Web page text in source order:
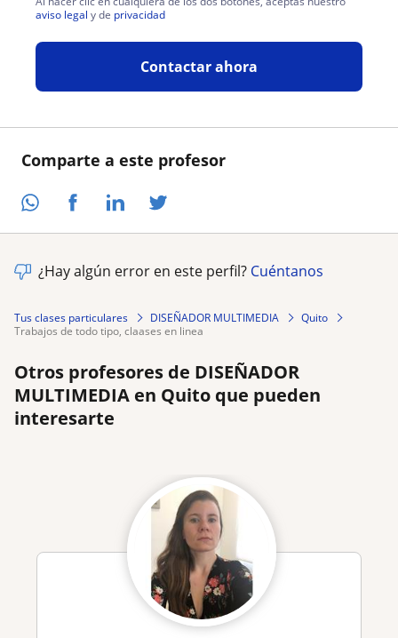
Comparte a este profesor
aviso legal y de privacidad
Contactar ahora
¿Hay algún error en este perfil? Cuéntanos
Tus clases particulares DISEÑADOR MULTIMEDIA
Quito
trabajos de todo tipo, claases en linea
Otros profesores de DISEÑADOR
MULTIMEDIA en Quito que pueden
interesarte